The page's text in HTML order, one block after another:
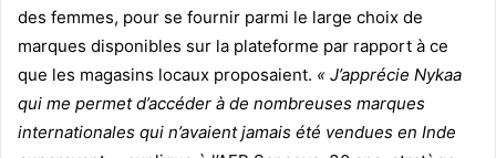
des femmes, pour se fournir parmi le large choix de
marques disponibles sur la plateforme par rapport à ce
que les magasins locaux proposaient. « J’apprécie Nykaa
qui me permet d’accéder à de nombreuses marques
internationales qui n’avaient jamais été vendues en Inde